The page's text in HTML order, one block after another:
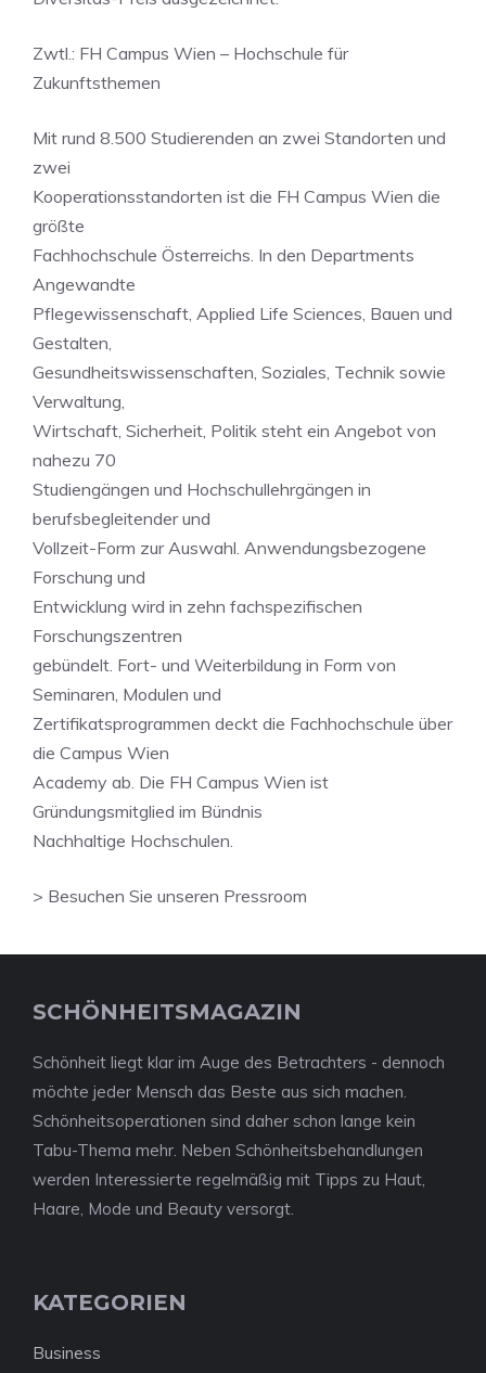
Zwtl.: FH Campus Wien – Hochschule für
Zukunftsthemen
Mit rund 8.500 Studierenden an zwei Standorten und
zwei
Kooperationsstandorten ist die FH Campus Wien die
größte
Fachhochschule Österreichs. In den Departments
Angewandte
Pflegewissenschaft, Applied Life Sciences, Bauen und
Gestalten,
Gesundheitswissenschaften, Soziales, Technik sowie
Verwaltung,
Wirtschaft, Sicherheit, Politik steht ein Angebot von
nahezu 70
Studiengängen und Hochschullehrgängen in
berufsbegleitender und
Vollzeit-Form zur Auswahl. Anwendungsbezogene
Forschung und
Entwicklung wird in zehn fachspezifischen
Forschungszentren
gebündelt. Fort- und Weiterbildung in Form von
Seminaren, Modulen und
Zertifikatsprogrammen deckt die Fachhochschule über
die Campus Wien
Academy ab. Die FH Campus Wien ist
Gründungsmitglied im Bündnis
Nachhaltige Hochschulen.
> Besuchen Sie unseren Pressroom
SCHÖNHEITSMAGAZIN
Schönheit liegt klar im Auge des Betrachters - dennoch
möchte jeder Mensch das Beste aus sich machen.
Schönheitsoperationen sind daher schon lange kein
Tabu-Thema mehr. Neben Schönheitsbehandlungen
werden Interessierte regelmäßig mit Tipps zu Haut,
Haare, Mode und Beauty versorgt.
KATEGORIEN
Business